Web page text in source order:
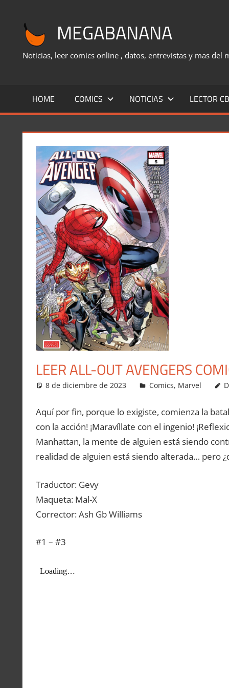
contenido
MEGABANANA
Noticias, leer comics online , datos, entrevistas y mas del
HOME COMICS NOTICIAS LECTOR
LEER ALL-OUT AVENGERS
8 de diciembre de 2023 Carlitox Banana
Comics, Marvel
Aquí por fin, porque lo exigiste, comienza la
con la acción! ¡Maravíllate con el ingenio!
Manhattan, la mente de alguien está siendo
realidad de alguien está siendo alterada… pero
Traductor: Gevy
Maqueta: Mal-X
Corrector: Ash Gb Williams
#1 – #3